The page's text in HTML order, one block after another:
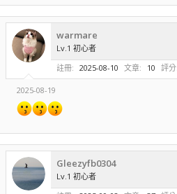
warmare
Lv.1 初心者
註冊
2025-08-10 文章 10 評分
2025-08-19
Gleezyfb0304
Lv.1 初心者